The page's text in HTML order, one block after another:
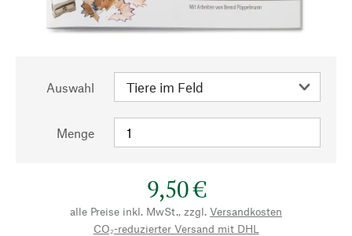
Auswahl
Menge
9,50 €
alle Preise inkl. MwSt., zzgl. Versandkosten
CO₂-reduzierter Versand mit DHL